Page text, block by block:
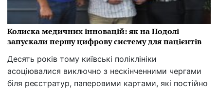
Колиска медичних інновацій: як на Подолі
запускали першу цифрову систему для пацієнтів
Десять років тому київські поліклініки
асоціювалися виключно з нескінченними чергами
біля реєстратур, паперовими картами, які постійно